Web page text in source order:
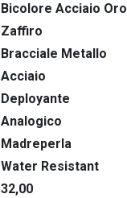
Surveyor
Sutton
Wilton
Bicolore Acciaio Oro
Zaffiro
Bracciale Metallo
Acciaio
Deployante
Analogico
Madreperla
Water Resistant
32,00